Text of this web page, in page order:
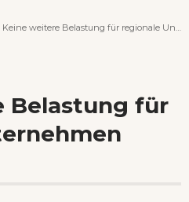
Keine weitere Belastung für regionale Unternehmen
Belastung für